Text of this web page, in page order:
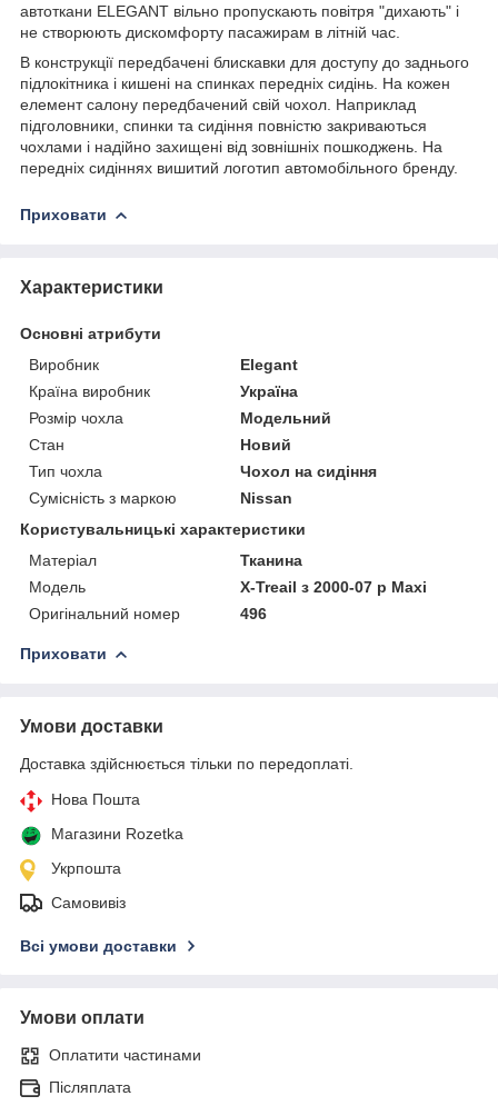
автоткани ELEGANT вільно пропускають повітря "дихають" і
не створюють дискомфорту пасажирам в літній час.
В конструкції передбачені блискавки для доступу до заднього
підлокітника і кишені на спинках передніх сидінь. На кожен
елемент салону передбачений свій чохол. Наприклад
підголовники, спинки та сидіння повністю закриваються
чохлами і надійно захищені від зовнішніх пошкоджень. На
передніх сидіннях вишитий логотип автомобільного бренду.
Приховати
Характеристики
Основні атрибути
Виробник
Elegant
Країна виробник
Україна
Розмір чохла
Модельний
Стан
Новий
Тип чохла
Чохол на сидіння
Сумісність з маркою
Nissan
Користувальницькі характеристики
Матеріал
Тканина
Модель
Х-Treail з 2000-07 р Maxi
Оригінальний номер
496
Приховати
Умови доставки
Доставка здійснюється тільки по передоплаті.
Нова Пошта
Магазини Rozetka
Укрпошта
Самовивіз
Всі умови доставки
Умови оплати
Оплатити частинами
Післяплата